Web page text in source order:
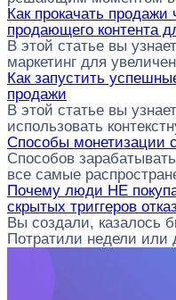
Как прокачать продажи
продающего контента
В этой статье вы
маркетинг для
Как запустить
продажи
В этой статье вы
использовать
Способы монетизации
Способов
все самые
Почему люди НЕ
скрытых триггеров
Вы создали, казалось
Потратили недели или